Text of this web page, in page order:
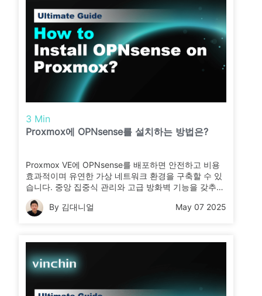
3 Min
Proxmox에 OPNsense를 설치하는 방법은?
Proxmox VE에 OPNsense를 배포하면 안전하고 비용
효과적이며 유연한 가상 네트워크 환경을 구축할 수 있
습니다. 중앙 집중식 관리와 고급 방화벽 기능을 갖추어
학습, 테스트 또는 운용 환경에 이상적입니다.
By 김대니얼
May 07 2025